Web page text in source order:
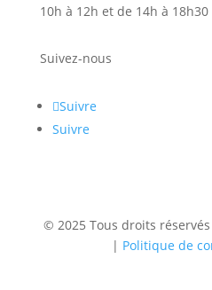
10h à 12h et de 14h à 18h30
Suivez-nous
Suivre
Suivre
© 2025 Tous droits
| Politique de